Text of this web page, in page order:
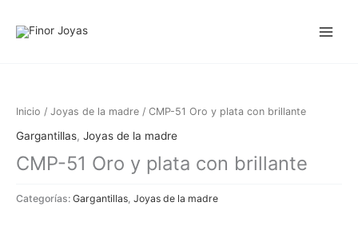
Inicio / Joyas de la madre / CMP-51 Oro y plata con brillante
Gargantillas, Joyas de la madre
CMP-51 Oro y plata con brillante
Categorías: Gargantillas Joyas de la madre